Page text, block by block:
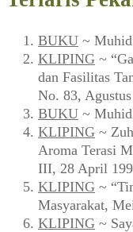
BUKU ~
KLIPING ~
dan Fasilitas
No. 83,
BUKU ~
KLIPING ~
Aroma Terasi
III, 28 April
KLIPING ~
Masyarakat,
KLIPING ~